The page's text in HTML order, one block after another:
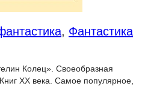
, Фантастика
Колец». Своеобразная
ХХ века. Самое популярное,